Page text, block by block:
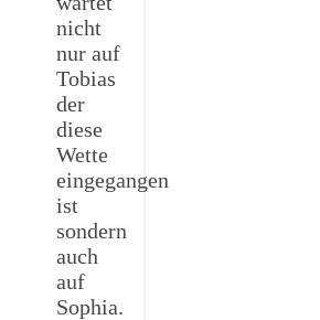
nicht
nur auf
Tobias
der
diese
Wette
eingegangen
ist
sondern
auch
auf
Sophia.